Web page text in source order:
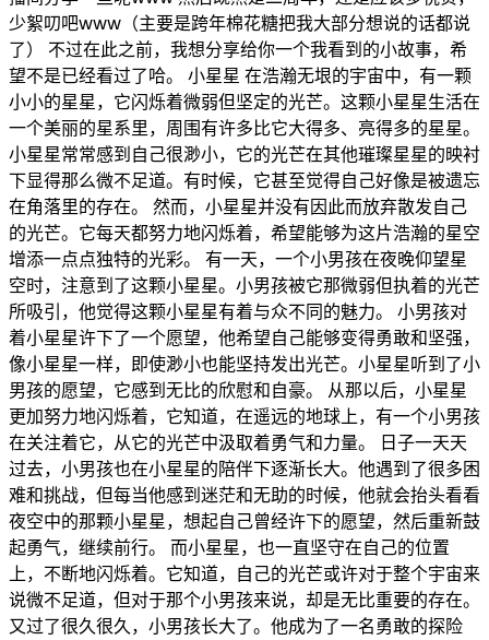
少絮叨吧www（主要是跨年棉花糖把我大部分想说的话都说
了） 不过在此之前，我想分享给你一个我看到的小故事，希
望不是已经看过了哈。 小星星 在浩瀚无垠的宇宙中，有一颗
小小的星星，它闪烁着微弱但坚定的光芒。这颗小星星生活在
一个美丽的星系里，周围有许多比它大得多、亮得多的星星。
小星星常常感到自己很渺小，它的光芒在其他璀璨星星的映衬
下显得那么微不足道。有时候，它甚至觉得自己好像是被遗忘
在角落里的存在。 然而，小星星并没有因此而放弃散发自己
的光芒。它每天都努力地闪烁着，希望能够为这片浩瀚的星空
增添一点点独特的光彩。 有一天，一个小男孩在夜晚仰望星
空时，注意到了这颗小星星。小男孩被它那微弱但执着的光芒
所吸引，他觉得这颗小星星有着与众不同的魅力。 小男孩对
着小星星许下了一个愿望，他希望自己能够变得勇敢和坚强，
像小星星一样，即使渺小也能坚持发出光芒。小星星听到了小
男孩的愿望，它感到无比的欣慰和自豪。 从那以后，小星星
更加努力地闪烁着，它知道，在遥远的地球上，有一个小男孩
在关注着它，从它的光芒中汲取着勇气和力量。 日子一天天
过去，小男孩也在小星星的陪伴下逐渐长大。他遇到了很多困
难和挑战，但每当他感到迷茫和无助的时候，他就会抬头看看
夜空中的那颗小星星，想起自己曾经许下的愿望，然后重新鼓
起勇气，继续前行。 而小星星，也一直坚守在自己的位置
上，不断地闪烁着。它知道，自己的光芒或许对于整个宇宙来
说微不足道，但对于那个小男孩来说，却是无比重要的存在。
又过了很久很久，小男孩长大了。他成为了一名勇敢的探险